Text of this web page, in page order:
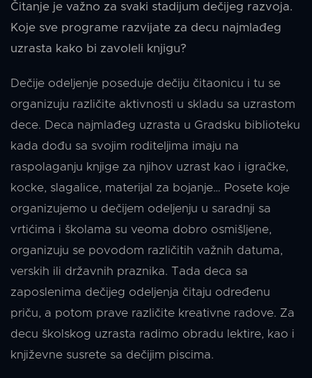
Čitanje je važno za svaki stadijum dečijeg razvoja.
Koje sve programe razvijate za decu najmlađeg
uzrasta kako bi zavoleli knjigu?
Dečije odeljenje poseduje dečiju čitaonicu i tu se
organizuju različite aktivnosti u skladu sa uzrastom
dece. Deca najmlađeg uzrasta u Gradsku biblioteku
kada dođu sa svojim roditeljima imaju na
raspolaganju knjige za njihov uzrast kao i igračke,
kocke, slagalice, materijal za bojanje… Posete koje
organizujemo u dečijem odeljenju u saradnji sa
vrtićima i školama su veoma dobro osmišljene,
organizuju se povodom različitih važnih datuma,
verskih ili državnih praznika. Tada deca sa
zaposlenima dečijeg odeljenja čitaju određenu
priču, a potom prave različite kreativne radove. Za
decu školskog uzrasta radimo obradu lektire, kao i
književne susrete sa dečijim piscima.